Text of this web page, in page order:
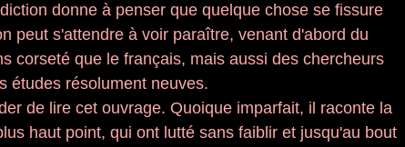
donne à penser que quelque chose se fissure
peut s'attendre à voir paraître, venant d'abord du
corseté que le français, mais aussi des chercheurs
études résolument neuves.
de lire cet ouvrage. Quoique imparfait, il raconte la
haut point, qui ont lutté sans faiblir et jusqu'au bout